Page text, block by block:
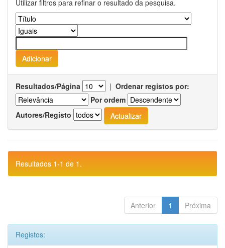
Utilizar filtros para refinar o resultado da pesquisa.
Resultados/Página | Ordenar registos por:
Por ordem
Autores/Registo
Resultados 1-1 de 1.
Anterior 1 Próxima
Registos: